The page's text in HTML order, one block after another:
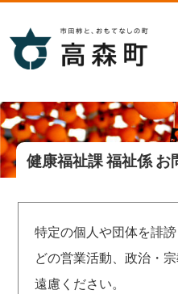
健康福祉課 福祉係 お
特定の個人や団体を誹
どの営業活動、政治・
遠慮ください。